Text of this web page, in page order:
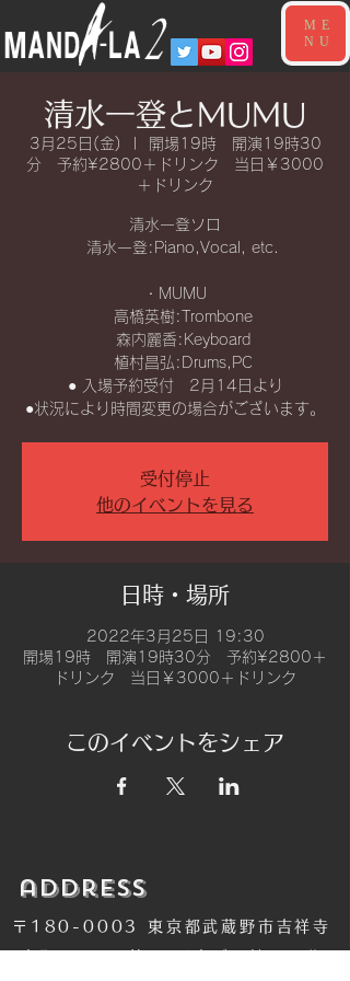
ME
NU
清水一登とMUMU
3月25日(金)
開場19時 開演19時30
分 予約¥2800＋ドリンク 当日￥3000
＋ドリンク
清水一登ソロ
清水一登:Piano,Vocal, etc.
・MUMU
高橋英樹:Trombone
森内麗香:Keyboard
植村昌弘:Drums,PC
● 入場予約受付 2月14日より
●状況により時間変更の場合がございます。
受付停止
他のイベントを見る
日時・場所
2022年3月25日 19:30
開場19時 開演19時30分 予約¥2800＋
ドリンク 当日￥3000＋ドリンク
このイベントをシェア
​address
〒180-0003 東京都武蔵野市吉祥寺